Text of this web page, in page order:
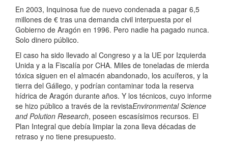
En 2003, Inquinosa fue de nuevo condenada a pagar 6,5
millones de € tras una demanda civil interpuesta por el
Gobierno de Aragón en 1996. Pero nadie ha pagado nunca.
Solo dinero público.
El caso ha sido llevado al Congreso y a la UE por Izquierda
Unida y a la Fiscalía por CHA. Miles de toneladas de mierda
tóxica siguen en el almacén abandonado, los acuíferos, y la
tierra del Gállego, y podrían contaminar toda la reserva
hídrica de Aragón durante años. Y los técnicos, cuyo informe
se hizo público a través de la revistaEnvironmental Science
and Polution Research, poseen escasísimos recursos. El
Plan Integral que debía limpiar la zona lleva décadas de
retraso y no tiene presupuesto.